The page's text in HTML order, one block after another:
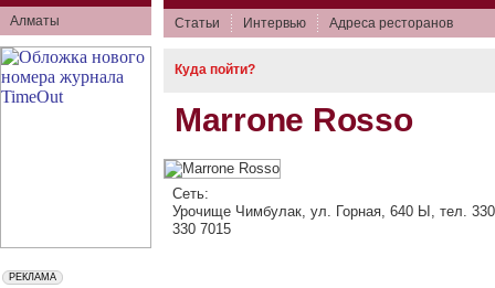
Алматы Статьи Интервью Адреса ресторанов
Куда пойти?
Marrone Rosso
Сеть:
Урочище Чимбулак, ул. Горная, 640 Ы, тел.
330 7015